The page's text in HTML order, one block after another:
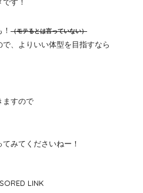
す！
（モテるとは言っていない）
、よりいい体型を目指すなら
ますので
みてくださいねー！
LINK